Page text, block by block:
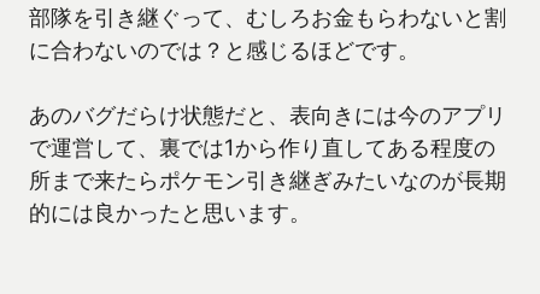
部隊を引き継ぐって、むしろお金もらわないと割
に合わないのでは？と感じるほどです。
あのバグだらけ状態だと、表向きには今のアプリ
で運営して、裏では1から作り直してある程度の
所まで来たらポケモン引き継ぎみたいなのが長期
的には良かったと思います。